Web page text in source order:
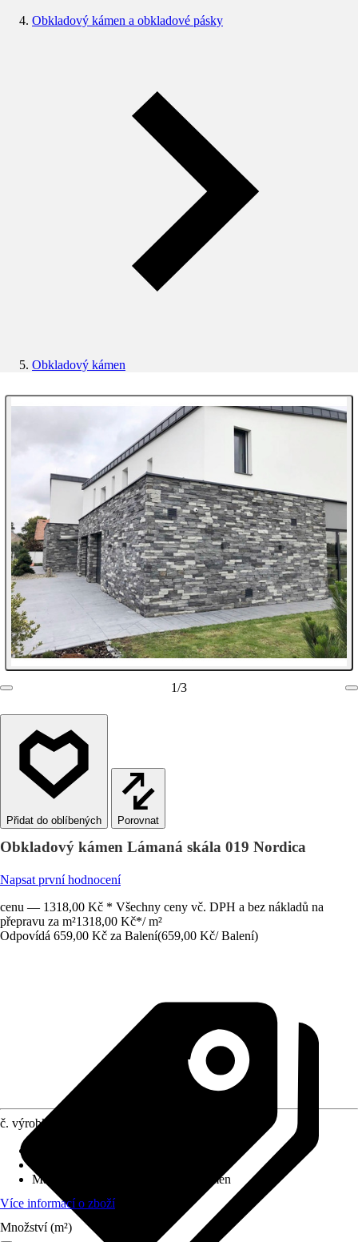
Obkladový kámen a obkladové pásky
Obkladový kámen
1/3
Porovnat
Obkladový kámen Lámaná skála 019 Nordica
Napsat první hodnocení
cenu — 1318,00 Kč * Všechny ceny vč. DPH a bez nákladů na
přepravu za m²1318,00 Kč*/ m²
Odpovídá 659,00 Kč za Balení(659,00 Kč/ Balení)
č. výrobku
Materiál
Kámen, Beton, Umělý kámen
Více informací o zboží
Množství (m²)